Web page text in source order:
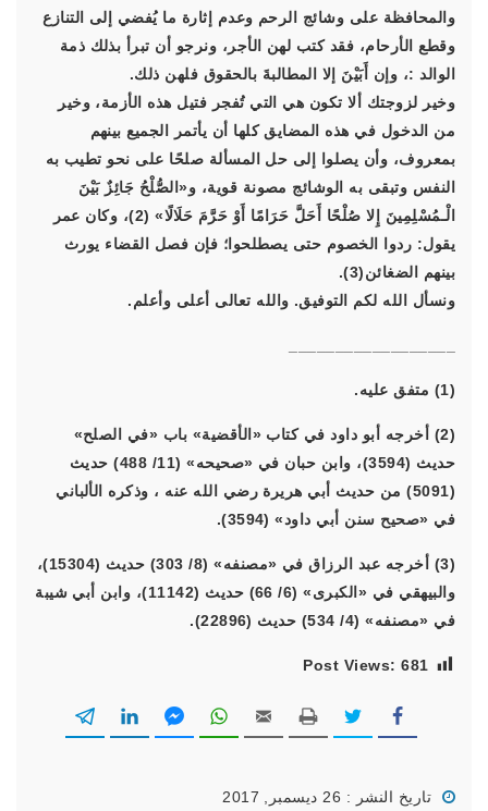
والمحافظة على وشائج الرحم وعدم إثارة ما يُفضي إلى التنازع
وقطع الأرحام، فقد كتب لهن الأجر، ونرجو أن تبرأ بذلك ذمة
الوالد :، وإن أَبَيْنَ إلا المطالبةَ بالحقوق فلهن ذلك.
وخير لزوجتك ألا تكون هي التي تُفجر فتيل هذه الأزمة، وخير
من الدخول في هذه المضايق كلها أن يأتمر الجميع بينهم
بمعروف، وأن يصلوا إلى حل المسألة صلحًا على نحو تطيب به
النفس وتبقى به الوشائج مصونة قوية، و«الصُّلْحُ جَائِزٌ بَيْنَ
الْـمُسْلِمِينَ إِلا صُلْحًا أَحَلَّ حَرَامًا أَوْ حَرَّمَ حَلَالًا»
(2)، وكان عمر
يقول: ردوا الخصوم حتى يصطلحوا؛ فإن فصل القضاء يورث
بينهم الضغائن(3).
ونسأل الله لكم التوفيق. والله تعالى أعلى وأعلم.
(1) متفق عليه.
(2) أخرجه أبو داود في كتاب «الأقضية» باب «في الصلح»
حديث (3594)، وابن حبان في «صحيحه» (11/ 488) حديث
(5091) من حديث أبي هريرة رضي الله عنه ، وذكره الألباني
في «صحيح سنن أبي داود» (3594).
(3) أخرجه عبد الرزاق في «مصنفه» (8/ 303) حديث (15304)،
والبيهقي في «الكبرى» (6/ 66) حديث (11142)، وابن أبي شيبة
في «مصنفه» (4/ 534) حديث (22896).
Post Views: 681
تاريخ النشر : 26 ديسمبر, 2017